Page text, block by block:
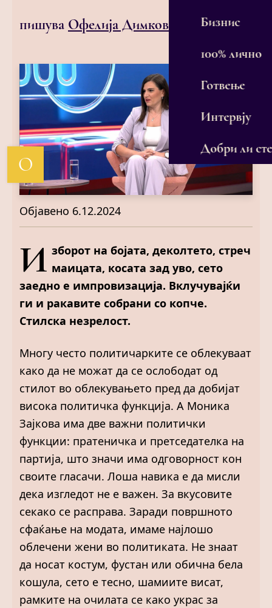
Бизнис
100% лично
Готвење
Интервју
Добри ли
пишува Офелија Димковска
О
Објавено 6.12.2024
И зборот на бојата, деколтето, стреч
маицата, косата зад уво, сето
заедно е импровизација. Вклучувајќи
ги и ракавите собрани со копче.
Стилска незрелост.
Многу често политичарките се облекуваат
како да не можат да се ослободат од
стилот во облекувањето пред да добијат
висока политичка функција. А Моника
Зајкова има две важни политички
функции: пратеничка и претседателка на
партија, што значи има одговорност кон
своите гласачи. Лоша навика е да мисли
дека изгледот не е важен. За вкусовите
секако се расправа. Заради површното
сфаќање на модата, имаме најлошо
облечени жени во политиката. Не знаат
да носат костум, фустан или обична бела
кошула, сето е тесно, шамиите висат,
рамките на очилата се како украс за